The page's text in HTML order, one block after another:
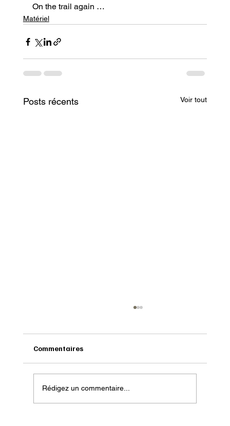
On the trail again …
Matériel
Posts récents Voir tout
Onatera : Pour affronter l’hiver
Commentaires
Rédigez un commentaire...